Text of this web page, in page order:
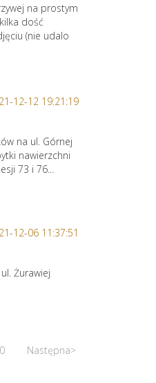
na prostym
dość
(nie udalo
12-12 19:21:19
na ul. Górnej
nawierzchni
73 i 76...
12-06 11:37:51
Żurawiej
Następna>